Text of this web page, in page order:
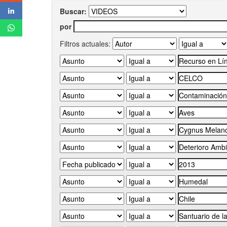
Buscar:
por
Filtros actuales: